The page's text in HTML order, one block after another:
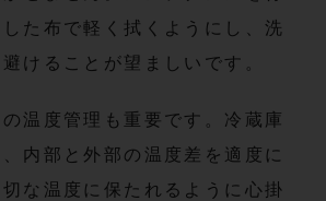
た布で軽く拭くようにし、洗
けることが望ましいです。
温度管理も重要です。冷蔵庫
内部と外部の温度差を適度に
な温度に保たれるように心掛